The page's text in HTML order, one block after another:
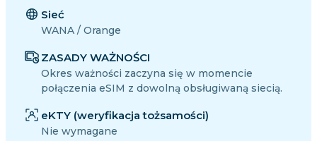
Sieć
WANA / Orange
ZASADY WAŻNOŚCI
Okres ważności zaczyna się w momencie
połączenia eSIM z dowolną obsługiwaną siecią.
eKTY (weryfikacja tożsamości)
Nie wymagane